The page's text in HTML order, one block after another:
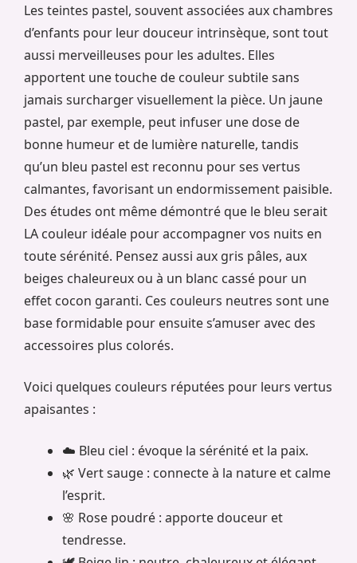
Les teintes pastel, souvent associées aux chambres
d’enfants pour leur douceur intrinsèque, sont tout
aussi merveilleuses pour les adultes. Elles
apportent une touche de couleur subtile sans
jamais surcharger visuellement la pièce. Un jaune
pastel, par exemple, peut infuser une dose de
bonne humeur et de lumière naturelle, tandis
qu’un bleu pastel est reconnu pour ses vertus
calmantes, favorisant un endormissement paisible.
Des études ont même démontré que le bleu serait
LA couleur idéale pour accompagner vos nuits en
toute sérénité. Pensez aussi aux gris pâles, aux
beiges chaleureux ou à un blanc cassé pour un
effet cocon garanti. Ces couleurs neutres sont une
base formidable pour ensuite s’amuser avec des
accessoires plus colorés.
Voici quelques couleurs réputées pour leurs vertus
apaisantes :
☁️ Bleu ciel : évoque la sérénité et la paix.
🌿 Vert sauge : connecte à la nature et calme
l’esprit.
🌸 Rose poudré : apporte douceur et
tendresse.